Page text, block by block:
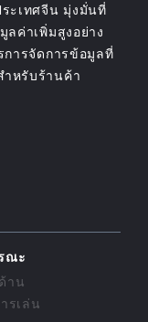
ะเทศจีน มุ่งมั่นที่
ค่าเพิ่มสูงอย่าง
การจัดการข้อมูลที่
หรับร้านค้า
ณะ
าน
รเล่น